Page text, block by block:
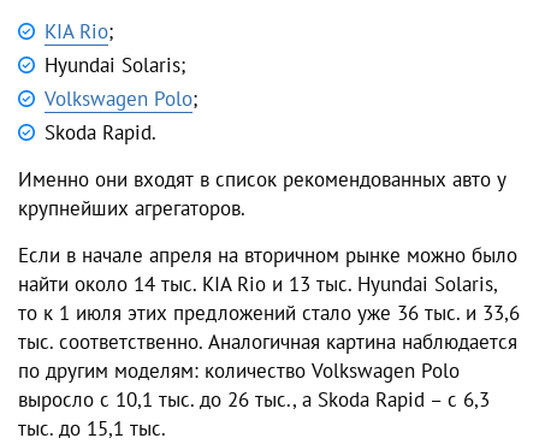
KIA Rio;
Hyundai Solaris;
Volkswagen Polo;
Skoda Rapid.
Именно они входят в список рекомендованных авто у
крупнейших агрегаторов.
Если в начале апреля на вторичном рынке можно было
найти около 14 тыс. KIA Rio и 13 тыс. Hyundai Solaris,
то к 1 июля этих предложений стало уже 36 тыс. и 33,6
тыс. соответственно. Аналогичная картина наблюдается
по другим моделям: количество Volkswagen Polo
выросло с 10,1 тыс. до 26 тыс., а Skoda Rapid – с 6,3
тыс. до 15,1 тыс.